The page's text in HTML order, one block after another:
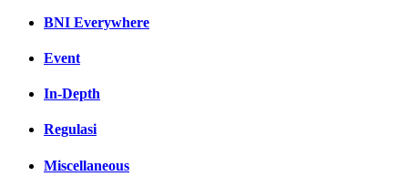
BNI Everywhere
Event
In-Depth
Regulasi
Miscellaneous